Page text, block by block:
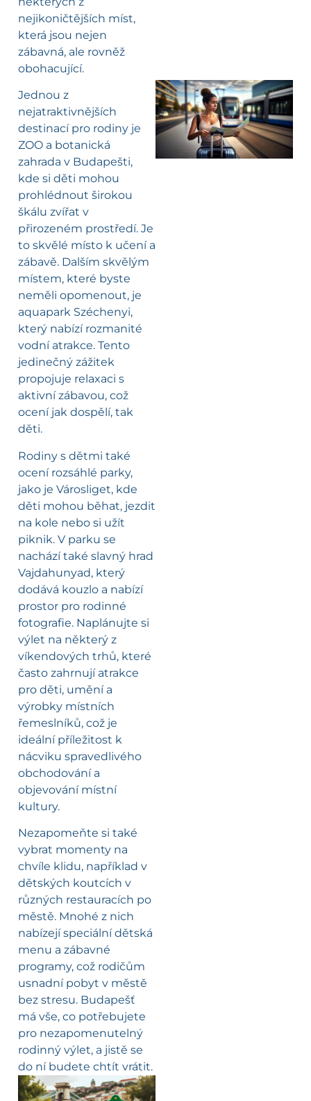
nejikoničtějších míst,
která jsou nejen
zábavná, ale rovněž
obohacující.
Jednou z
nejatraktivnějších
destinací pro rodiny je
ZOO a botanická
zahrada v Budapešti,
kde si děti mohou
prohlédnout širokou
škálu zvířat v
přirozeném prostředí. Je
to skvělé místo k učení a
zábavě. Dalším skvělým
místem, které byste
neměli opomenout, je
aquapark Széchenyi,
který nabízí rozmanité
vodní atrakce. Tento
jedinečný zážitek
propojuje relaxaci s
aktivní zábavou, což
ocení jak dospělí, tak
děti.
Rodiny s dětmi také
ocení rozsáhlé parky,
jako je Városliget, kde
děti mohou běhat, jezdit
na kole nebo si užít
piknik. V parku se
nachází také slavný hrad
Vajdahunyad, který
dodává kouzlo a nabízí
prostor pro rodinné
fotografie. Naplánujte si
výlet na některý z
víkendových trhů, které
často zahrnují atrakce
pro děti, umění a
výrobky místních
řemeslníků, což je
ideální příležitost k
nácviku spravedlivého
obchodování a
objevování místní
kultury.
Nezapomeňte si také
vybrat momenty na
chvíle klidu, například v
dětských koutcích v
různých restauracích po
městě. Mnohé z nich
nabízejí speciální dětská
menu a zábavné
programy, což rodičům
usnadní pobyt v městě
bez stresu. Budapešť
má vše, co potřebujete
pro nezapomenutelný
rodinný výlet, a jistě se
do ní budete chtít vrátit.